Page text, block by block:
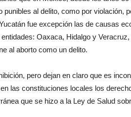
al delito, como por violación,
fue excepción las de causas
Oaxaca, Hidalgo y Veracruz,
al aborto como un delito.
pero dejan en claro que es
las constituciones locales los
que se hizo a la Ley de Salud